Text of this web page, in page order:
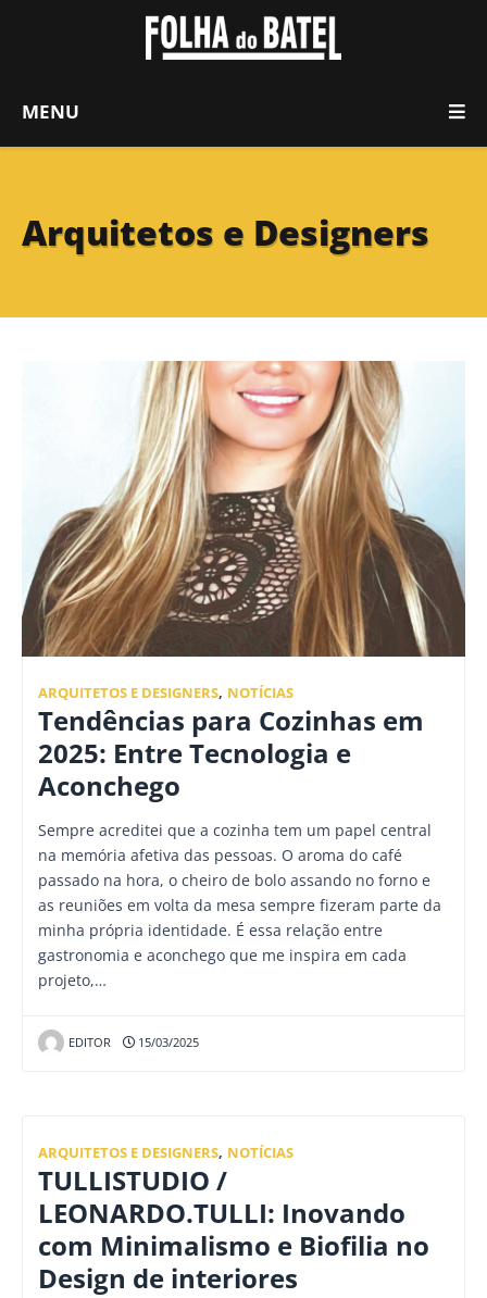
MENU
Arquitetos e Designers
ARQUITETOS E DESIGNERS, NOTÍCIAS
Tendências para Cozinhas em
2025: Entre Tecnologia e
Aconchego
Sempre acreditei que a cozinha tem um papel central
na memória afetiva das pessoas. O aroma do café
passado na hora, o cheiro de bolo assando no forno e
as reuniões em volta da mesa sempre fizeram parte da
minha própria identidade. É essa relação entre
gastronomia e aconchego que me inspira em cada
projeto,…
EDITOR 15/03/2025
ARQUITETOS E DESIGNERS, NOTÍCIAS
TULLISTUDIO /
LEONARDO.TULLI: Inovando
com Minimalismo e Biofilia no
Design de interiores